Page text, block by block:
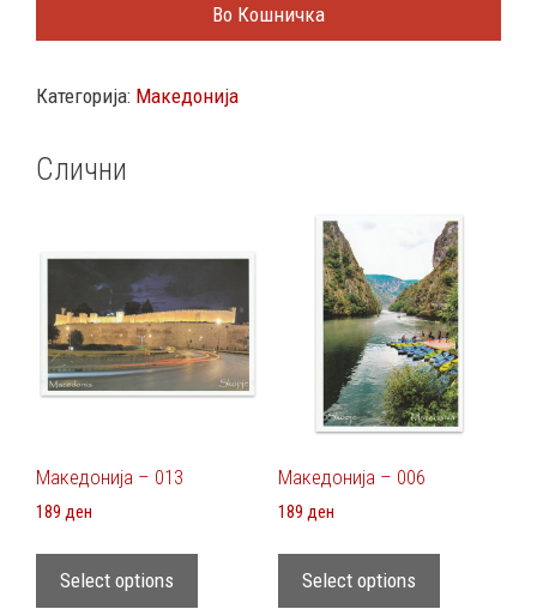
Во Кошничка
Категорија: Македонија
Слични
Македонија – 013
189 ден
Select options
Македонија – 006
189 ден
Select options